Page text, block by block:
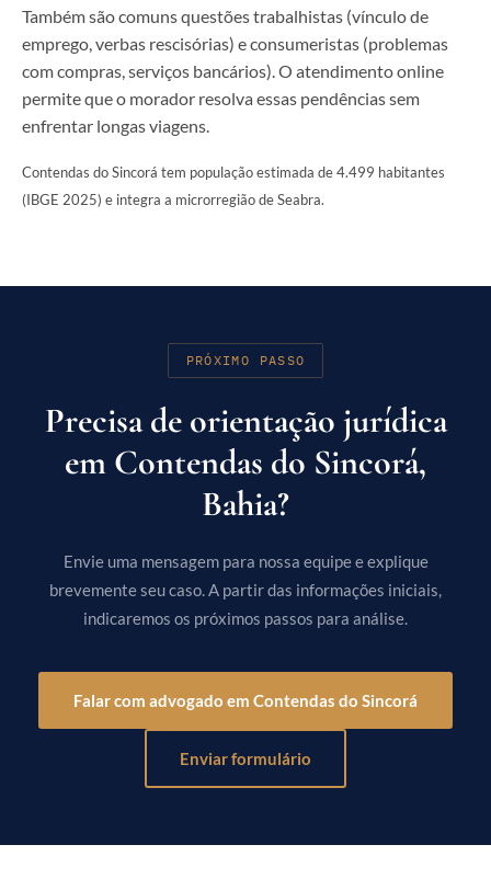
Também são comuns questões trabalhistas (vínculo de
emprego, verbas rescisórias) e consumeristas (problemas
com compras, serviços bancários). O atendimento online
permite que o morador resolva essas pendências sem
enfrentar longas viagens.
Contendas do Sincorá tem população estimada de 4.499 habitantes
(IBGE 2025) e integra a microrregião de Seabra.
PRÓXIMO PASSO
Precisa de orientação jurídica
em Contendas do Sincorá,
Bahia?
Envie uma mensagem para nossa equipe e explique
brevemente seu caso. A partir das informações iniciais,
indicaremos os próximos passos para análise.
Falar com advogado em Contendas do Sincorá
Enviar formulário